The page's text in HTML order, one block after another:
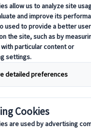
tempel, natur och japansk